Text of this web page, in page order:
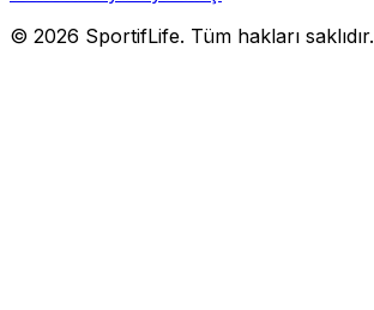
© 2026 SportifLife. Tüm hakları saklıdır.